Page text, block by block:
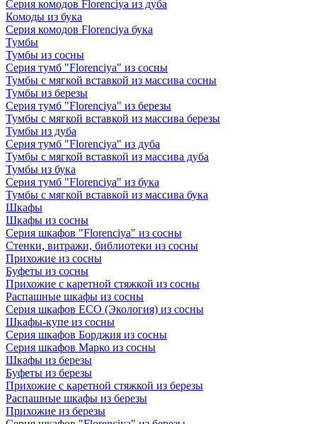
Серия комодов Florenciya из дуба
Комоды из бука
Серия комодов Florenciya бука
Тумбы
Тумбы из сосны
Серия тумб "Florenciya" из сосны
Тумбы с мягкой вставкой из массива сосны
Тумбы из березы
Серия тумб "Florenciya" из березы
Тумбы с мягкой вставкой из массива березы
Тумбы из дуба
Серия тумб "Florenciya" из дуба
Тумбы с мягкой вставкой из массива дуба
Тумбы из бука
Серия тумб "Florenciya" из бука
Тумбы с мягкой вставкой из массива бука
Шкафы
Шкафы из сосны
Серия шкафов "Florenciya" из сосны
Стенки, витражи, библиотеки из сосны
Прихожие из сосны
Буфеты из сосны
Прихожие с каретной стяжкой из сосны
Распашные шкафы из сосны
Серия шкафов ECO (Экология) из сосны
Шкафы-купе из сосны
Серия шкафов Борджия из сосны
Серия шкафов Марко из сосны
Шкафы из березы
Буфеты из березы
Прихожие с каретной стяжкой из березы
Распашные шкафы из березы
Прихожие из березы